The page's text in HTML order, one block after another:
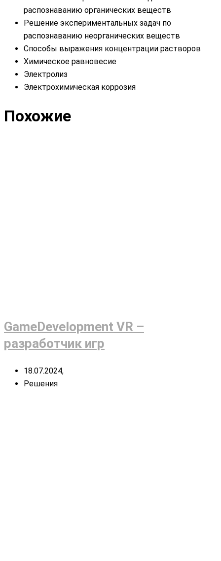
распознаванию органических веществ
Решение экспериментальных задач по
распознаванию неорганических веществ
Способы выражения концентрации растворов
Химическое равновесие
Электролиз
Электрохимическая коррозия
Похожие
GameDevelopment VR –
разработчик игр
18.07.2024,
Решения